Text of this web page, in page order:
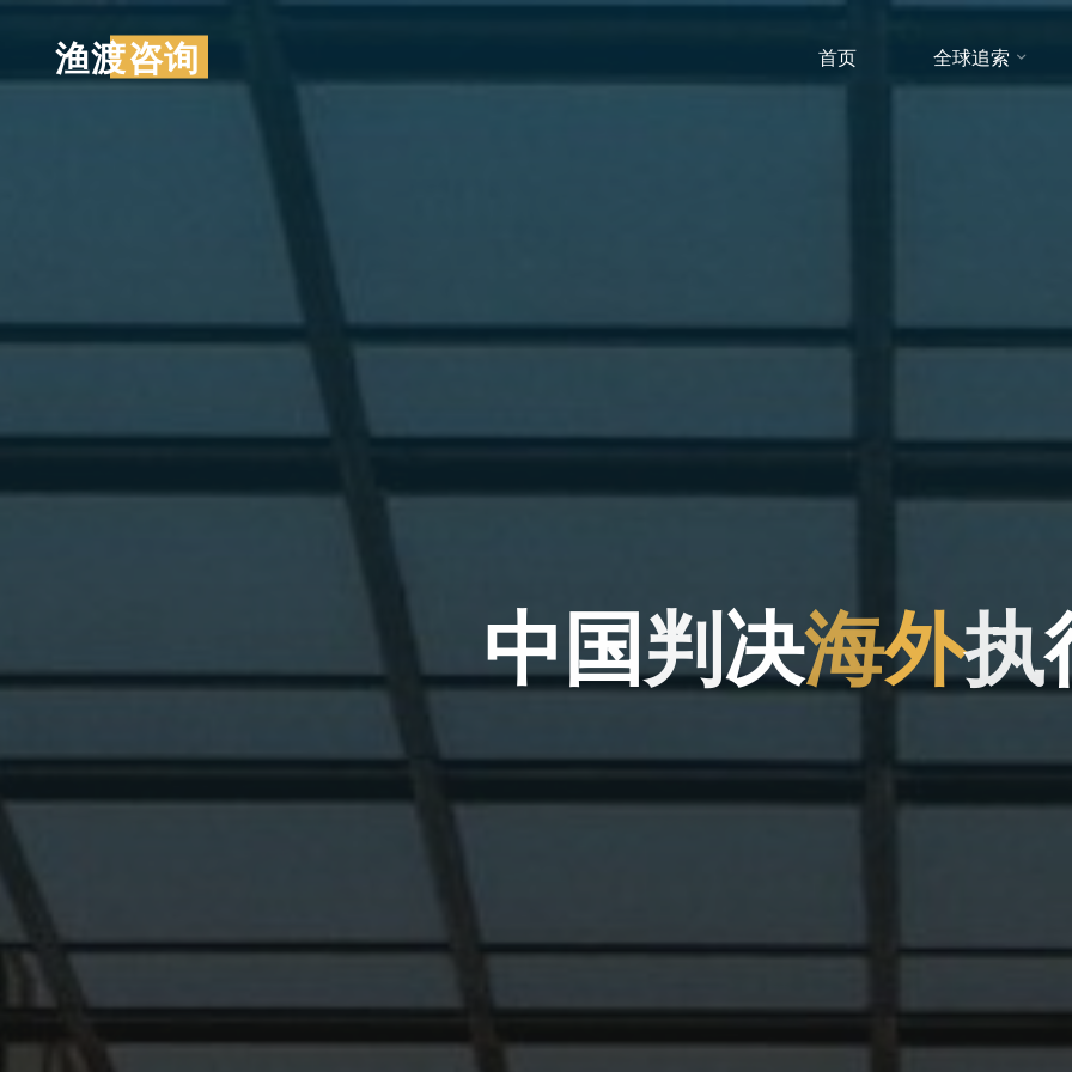
内
渔渡咨询 首页 全球追索
中国判决海外执